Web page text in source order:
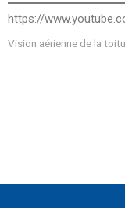
https://
Vision aérienne de la